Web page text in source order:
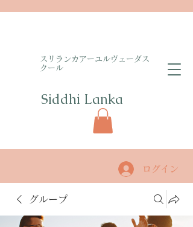
​スリランカアーユルヴェーダス
クール
Siddhi Lanka​
ログイン
グループ